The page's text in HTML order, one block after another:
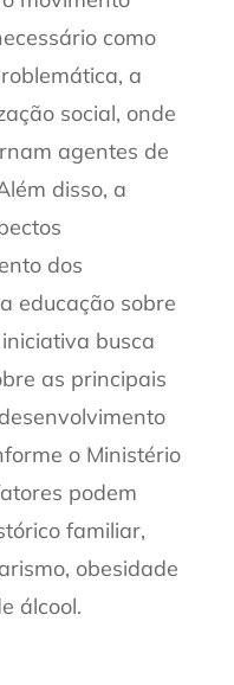
como
a
social, onde
agentes de
disso, a
dos
educação sobre
busca
as principais
o Ministério
podem
familiar,
obesidade
álcool.